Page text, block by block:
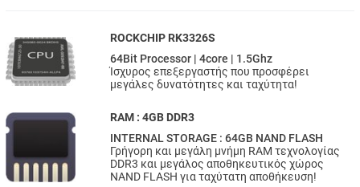
ROCKCHIP RK3326S
64Bit Processor | 4core | 1.5Ghz
Ίσχυρος επεξεργαστής που προσφέρει
μεγάλες δυνατότητες και ταχύτητα!
RAM : 4GB DDR3
INTERNAL STORAGE : 64GB NAND FLASH
Γρήγορη και μεγάλη μνήμη RAM τεχνολογίας
DDR3 και μεγάλος αποθηκευτικός χώρος
NAND FLASH για ταχύτατη αποθήκευση!